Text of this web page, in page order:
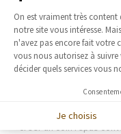
centre de son espace,
et améliore la
cuisiner à plusieurs,
confort d’utilisation.
Elle est également très
semi-ouvertes, où elle
autant l’isoler
comptoir ou une table
créer un coin repas
Plateforme de
On est vraiment très content
notre site vous intéresse.
n'avez pas encore fait votre
vous nous autorisez à
décider quels services vous
Je choisis